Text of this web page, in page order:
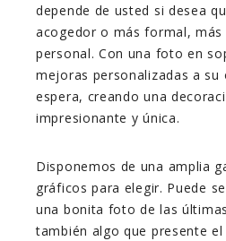
depende de usted si desea
acogedor o más formal, más
personal. Con una foto en
mejoras personalizadas a su
espera, creando una
impresionante y única.
Disponemos de una amplia
gráficos para elegir. Puede
una bonita foto de las
también algo que presente